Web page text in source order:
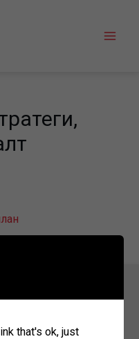
that's ok, just